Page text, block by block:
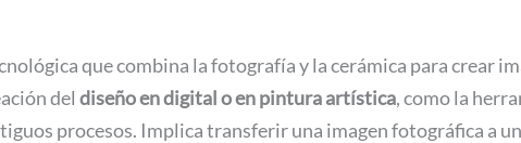
que combina la fotografía y la cerámica para crear
del diseño en digital o en pintura artística, como la
procesos. Implica transferir una imagen fotográfica a